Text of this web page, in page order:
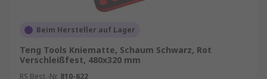
Beim Hersteller auf Lager
Teng Tools Kniematte, Schaum Schwarz, Rot
Verschleißfest, 480x320 mm
RS Best.-Nr. 810-622